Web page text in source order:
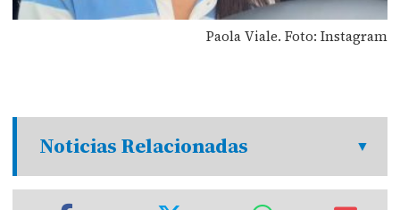
Paola Viale. Foto: Instagram
Noticias Relacionadas